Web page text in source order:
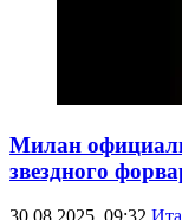
Милан
звездного